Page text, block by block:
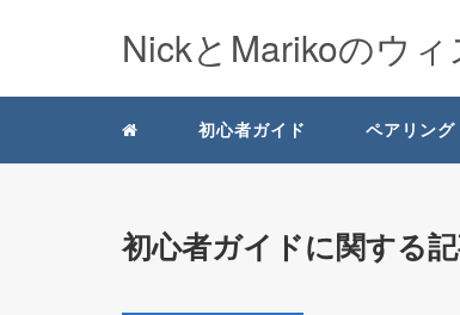
NickとMarikoのウ
初心者ガイド ペアリング
初心者ガイドに関する